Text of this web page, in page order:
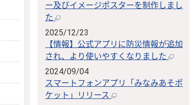
ー及びイメージポスターを制作しまし
た
2025/12/23
【情報】公式アプリに防災情報が追加
され、より使いやすくなりました
2024/09/04
スマートフォンアプリ「みなみあそポ
ケット」リリース